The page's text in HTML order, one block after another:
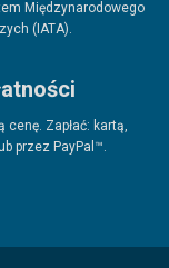
Międzynarodowego
(IATA).
Zapłać: kartą,
przez PayPal™.